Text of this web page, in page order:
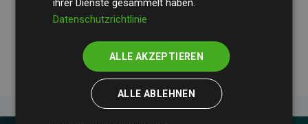
geschätzten CO₂-Emissionender teilnehmenden
Websites kompensieren – ein klarer Nachweis für die
messbare Klimawirkung unseres Ansatzes.
ihrer Dienste gesammelt haben.
Datenschutzrichtlinie
ALLE AKZEPTIEREN
ALLE ABLEHNEN